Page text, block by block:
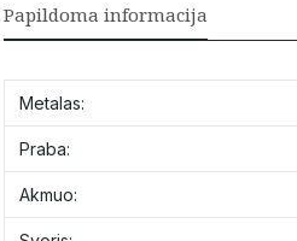
Papildoma informacija
Metalas:
Praba:
Akmuo: